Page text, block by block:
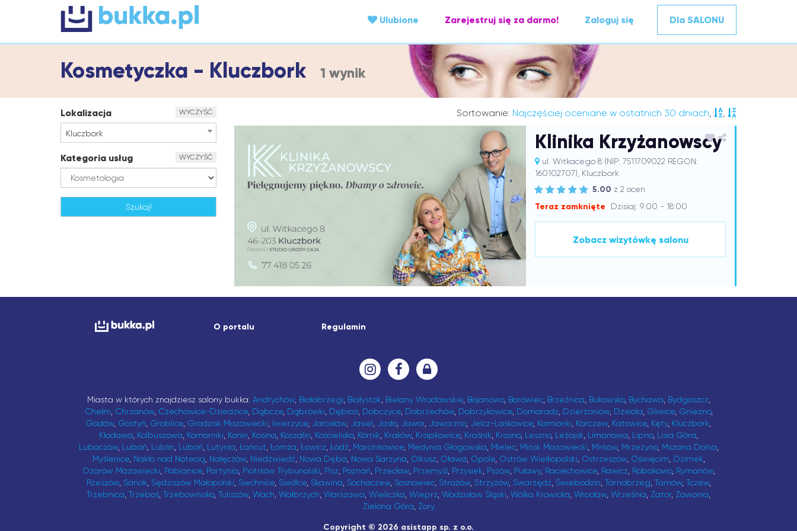
Ulubione Zarejestruj się za darmo! Zaloguj się Dla SALONU
Kosmetyczka - Kluczbork 1 wynik
Lokalizacja WYCZYŚĆ
Kluczbork
Kategoria usług WYCZYŚĆ
Sortowanie: Najczęściej oceniane w ostatnich 30 dniach, ,
Klinika Krzyżanowscy
ul. Witkacego 8 (NIP: 7511709022 REGON:
160102707), Kluczbork
5.00 z 2 ocen
Teraz zamknięte Dzisiaj: 9:00 - 18:00
Zobacz wizytówkę salonu
O portalu Regulamin
Miasta w których znajdziesz salony bukka: Andrychów, Białobrzegi Białystok Bielany Wrocławskie, Bojanowo, Borówiec, Brzeźnica Bukowsko, Bychawa Bydgoszcz
Chełm Chrzanów, Czechowice-Dziedzice, Dąbcze, Dąbrówki Dębica Dobczyce, Dobrzechów, Dobrzykowice, Domaradz Dzierżoniów, Dzwola Gliwice, Gniezno,
Godów Gostyń Groblice Grodzisk Mazowiecki Iwierzyce Jarosław Jasiel Jasło, Jawor Jaworzno, Jelcz-Laskowice Kamionki Karczew Katowice Kęty, Kluczbork
Kłodawa Kolbuszowa Komorniki Konin Kosina Koszalin Kościelisko, Kórnik Kraków Krapkowice Kraśnik Krosno, Leszno, Leżajsk Limanowa Lipno, Lisia Góra
Lubaczów, Lubań Lublin Luboń Lutynia Łańcut Łomża Łowicz Łódź Marcinkowice, Medynia Głogowska Mielec, Mińsk Mazowiecki Mirków, Mrzeżyno, Mszana Dolna
Myślenice, Nakło nad Notecią Nałęczów, Niedźwiedź Nowa Dęba Nowa Sarzyna Olkusz Oława Opole, Ostrów Wielkopolski Ostrzeszów, Oświęcim Ozimek
Ożarów Mazowiecki Pabianice, Partynia Piotrków Trybunalski Pisz Poznań Przecław, Przemyśl Przysiek Pszów, Puławy, Raciechowice, Rawicz Robakowo, Rymanów,
Rzeszów, Sanok Sędziszów Małopolski Siechnice, Siedlce, Skawina Sochaczew, Sosnowiec, Strażów, Strzyżów, Swarzędz Świebodzin Tarnobrzeg Tarnów, Tczew,
Trzebnica Trzeboś Trzebownisko, Tuliszów Wach Wałbrzych Warszawa Wieliczka Wieprz Wodzisław Śląski Wólka Krowicka Wrocław Września Zator Zawonia
Zielona Góra Żory
Copyright © 2026 asistapp sp. z o.o.